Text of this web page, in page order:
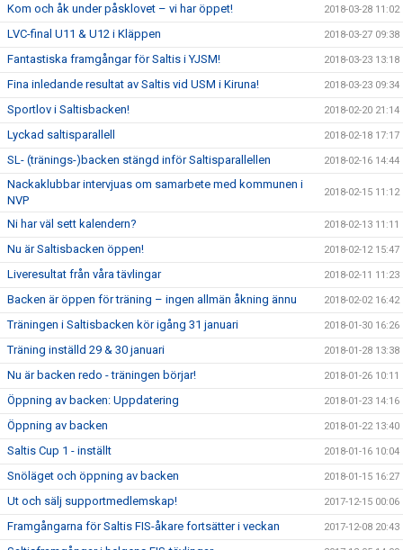
Kom och åk under påsklovet – vi har öppet! 2018-03-28 11:02
LVC-final U11 & U12 i Kläppen 2018-03-27 09:38
Fantastiska framgångar för Saltis i YJSM! 2018-03-23 13:18
Fina inledande resultat av Saltis vid USM i Kiruna! 2018-03-23 09:34
Sportlov i Saltisbacken! 2018-02-20 21:14
Lyckad saltisparallell 2018-02-18 17:17
SL- (tränings-)backen stängd inför Saltisparallellen 2018-02-16 14:44
Nackaklubbar intervjuas om samarbete med kommunen i
NVP
2018-02-15 11:12
Ni har väl sett kalendern? 2018-02-13 11:11
Nu är Saltisbacken öppen! 2018-02-12 15:47
Liveresultat från våra tävlingar 2018-02-11 11:23
Backen är öppen för träning – ingen allmän åkning ännu 2018-02-02 16:42
Träningen i Saltisbacken kör igång 31 januari 2018-01-30 16:26
Träning inställd 29 & 30 januari 2018-01-28 13:38
Nu är backen redo - träningen börjar! 2018-01-26 10:11
Öppning av backen: Uppdatering 2018-01-23 14:16
Öppning av backen 2018-01-22 13:40
Saltis Cup 1 - inställt 2018-01-16 10:04
Snöläget och öppning av backen 2018-01-15 16:27
Ut och sälj supportmedlemskap! 2017-12-15 00:06
Framgångarna för Saltis FIS-åkare fortsätter i veckan 2017-12-08 20:43